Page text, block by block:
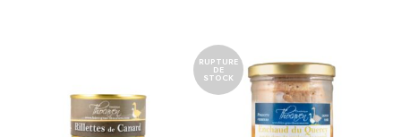
RUPTURE
DE
STOCK